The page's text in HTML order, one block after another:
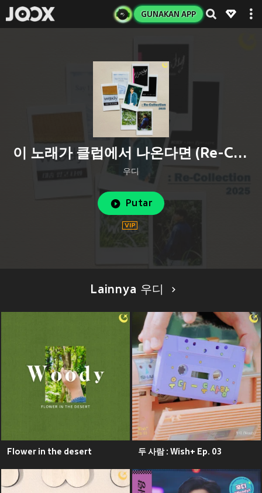
GUNAKAN APP
이 노래가 클럽에서 나온다면 (Re-Collection)
우디
Putar
Lainnya 우디
Flower in the desert 두 사람 : Wish+ Ep. 03